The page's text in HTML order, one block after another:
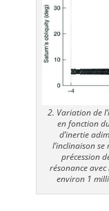
2. Variation de
en fonction
d’inertie
l’inclinaison
précession
résonance
environ 1